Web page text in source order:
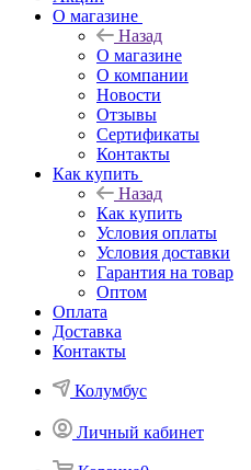
О магазине
Назад
О магазине
О компании
Новости
Отзывы
Сертификаты
Контакты
Как купить
Назад
Как купить
Условия оплаты
Условия доставки
Гарантия на товар
Оптом
Оплата
Доставка
Контакты
Колумбус
Личный кабинет